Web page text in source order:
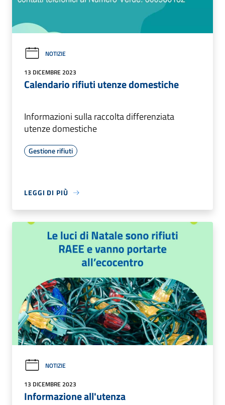
NOTIZIE
13 DICEMBRE 2023
Calendario rifiuti utenze domestiche
Informazioni sulla raccolta differenziata
utenze domestiche
Gestione rifiuti
LEGGI DI PIÙ
NOTIZIE
13 DICEMBRE 2023
Informazione all'utenza